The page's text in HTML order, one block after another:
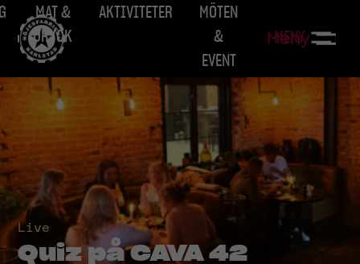
MAT &
DRYCK
AKTIVITETER
MÖTEN
&
EVENT
MENY
Meny
Live
Quiz på CAVA 42